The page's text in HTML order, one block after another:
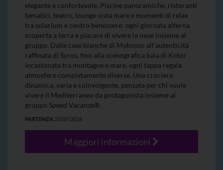
elegante e confortevole. Piscine panoramiche, ristoranti
tematici, teatro, lounge vista mare e momenti di relax
tra solarium e centro benessere: ogni giornata alterna
scoperta a terra e piacere di vivere la nave insieme al
gruppo. Dalle case bianche di Mykonos all’autenticità
raffinata di Syros, fino alla scenografica baia di Kotor
incastonata tra montagne e mare, ogni tappa regala
atmosfere completamente diverse. Una crociera
dinamica, varia e coinvolgente, pensata per chi vuole
vivere il Mediterraneo da protagonista insieme al
gruppo Speed Vacanze®.
PARTENZA 25/07/2026
Maggiori informazioni